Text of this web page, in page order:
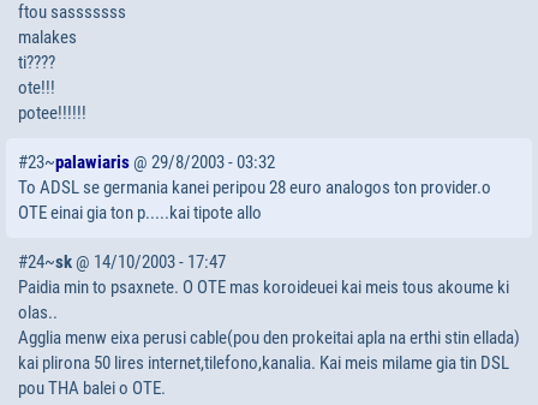
ftou sasssssss
malakes
ti????
ote!!!
potee!!!!!!
#23~palawiaris@ 29/8/2003 - 03:32
To ADSL se germania kanei peripou 28 euro analogos ton provider.o
OTE einai gia ton p.....kai tipote allo
#24~sk @ 14/10/2003 - 17:47
Paidia min to psaxnete. O OTE mas koroideuei kai meis tous akoume ki
olas..
Agglia menw eixa perusi cable(pou den prokeitai apla na erthi stin ellada)
kai plirona 50 lires internet,tilefono,kanalia. Kai meis milame gia tin DSL
pou THA balei o OTE.